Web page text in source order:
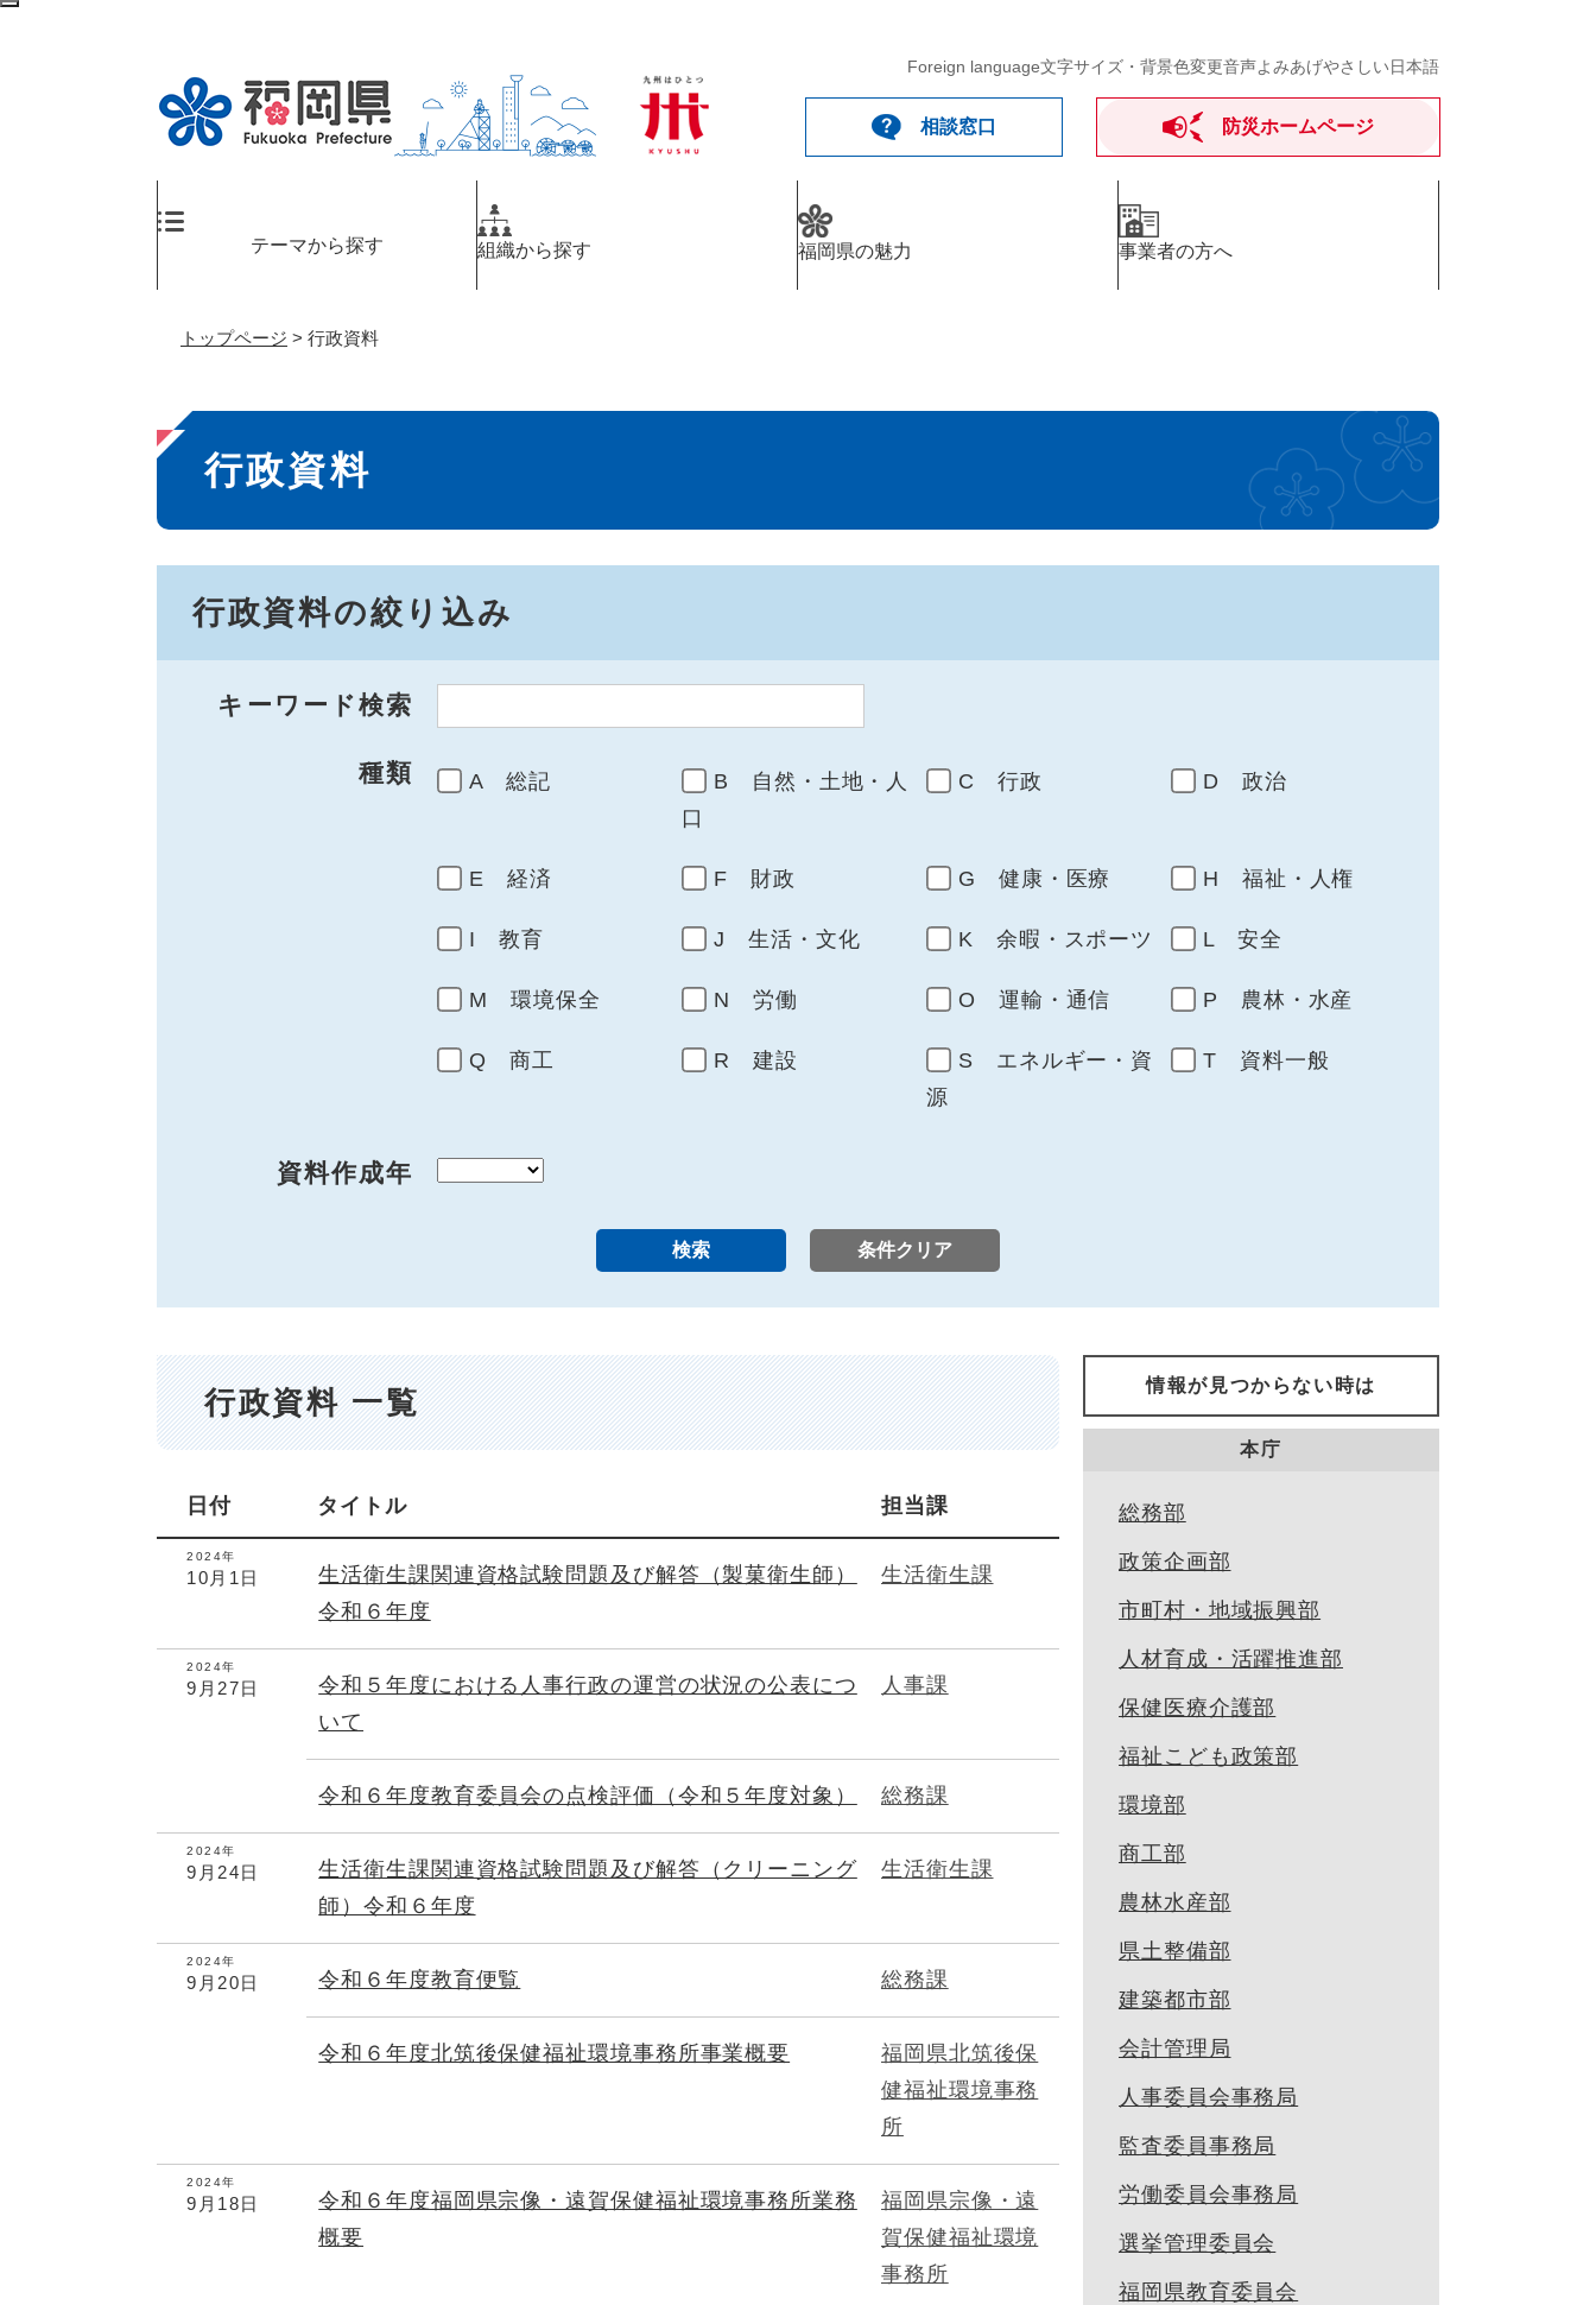
ペ
メ
Foreign language文字サイズ・背景色変更音声よみあげやさしい日本語
相談窓口 防災ホームページ
テーマから探す 組織から探す 福岡県の魅力 事業者の方へ
トップページ > 行政資料
本
文
行政資料
行政資料の絞り込み
キーワード検索
種類 A 総記
B 自然・土地・人
口
C 行政 D 政治
E 経済 F 財政 G 健康・医療 H 福祉・人権
I 教育 J 生活・文化 K 余暇・スポーツ L 安全
M 環境保全 N 労働 O 運輸・通信 P 農林・水産
Q 商工 R 建設
S エネルギー・資
源
T 資料一般
資料作成年
行政資料 一覧
日付 タイトル 担当課
2024年
10月1日
生活衛生課関連資格試験問題及び解答（製菓衛生師）
令和６年度
生活衛生課
2024年
9月27日
令和５年度における人事行政の運営の状況の公表につ
いて
人事課
令和６年度教育委員会の点検評価（令和５年度対象） 総務課
2024年
9月24日
生活衛生課関連資格試験問題及び解答（クリーニング
師）令和６年度
生活衛生課
2024年
9月20日 令和６年度教育便覧 総務課
令和６年度北筑後保健福祉環境事務所事業概要
福岡県北筑後保
健福祉環境事務
所
2024年
9月18日
令和６年度福岡県宗像・遠賀保健福祉環境事務所業務
概要
福岡県宗像・遠
賀保健福祉環境
事務所
情報が見つからない時は
本庁
総務部
政策企画部
市町村・地域振興部
人材育成・活躍推進部
保健医療介護部
福祉こども政策部
環境部
商工部
農林水産部
県土整備部
建築都市部
会計管理局
人事委員会事務局
監査委員事務局
労働委員会事務局
選挙管理委員会
福岡県教育委員会